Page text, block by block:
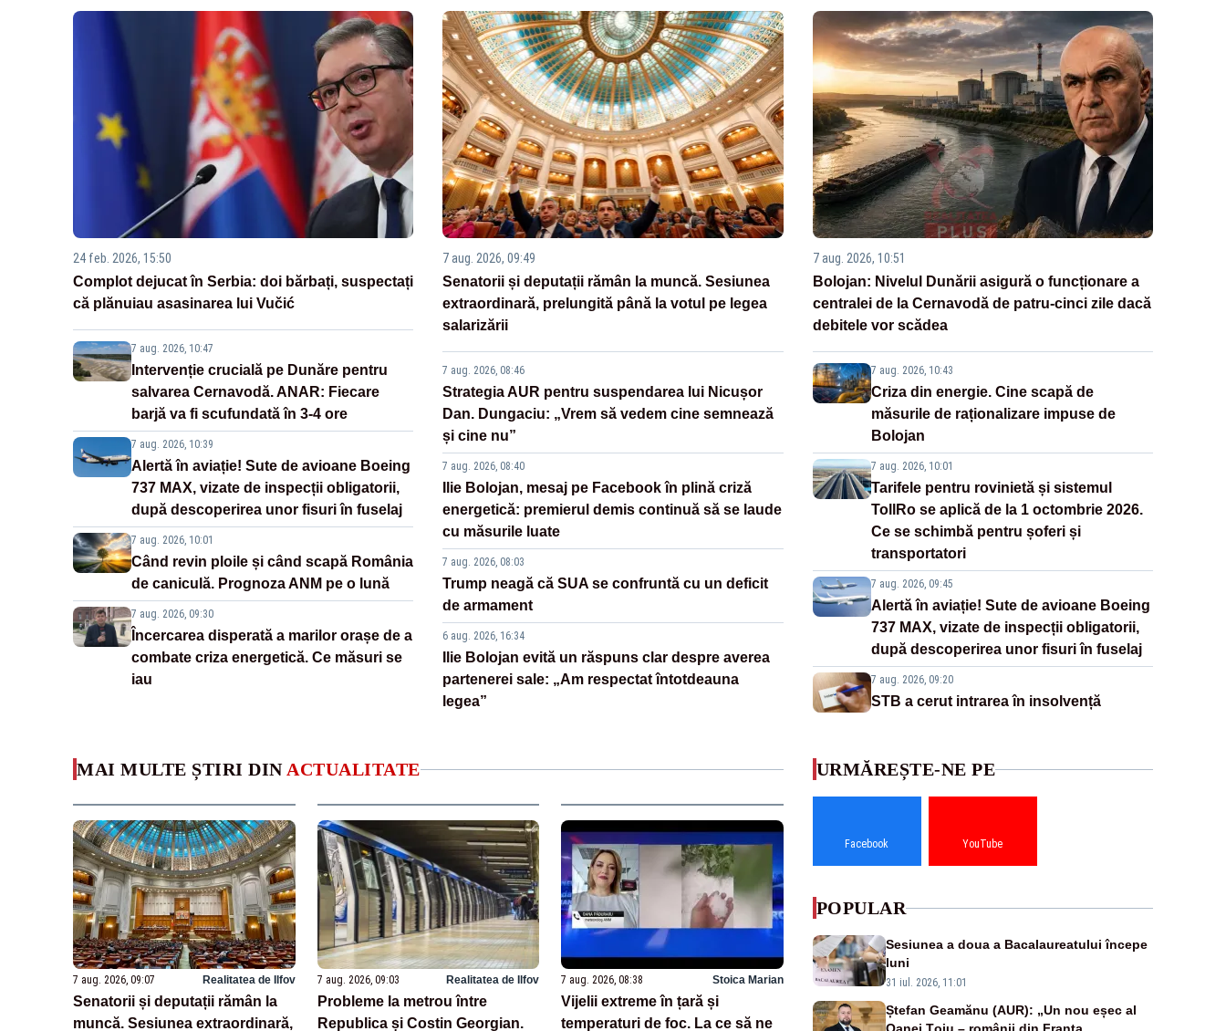
24 feb. 2026, 15:50
Complot dejucat în Serbia: doi bărbați, suspectați
că plănuiau asasinarea lui Vučić
7 aug. 2026, 10:47
Intervenție crucială pe Dunăre pentru
salvarea Cernavodă. ANAR: Fiecare
barjă va fi scufundată în 3-4 ore
7 aug. 2026, 10:39
Alertă în aviație! Sute de avioane Boeing
737 MAX, vizate de inspecții obligatorii,
după descoperirea unor fisuri în fuselaj
7 aug. 2026, 10:01
Când revin ploile și când scapă România
de caniculă. Prognoza ANM pe o lună
7 aug. 2026, 09:30
Încercarea disperată a marilor orașe de a
combate criza energetică. Ce măsuri se
iau
7 aug. 2026, 09:49
Senatorii și deputații rămân la muncă. Sesiunea
extraordinară, prelungită până la votul pe legea
salarizării
7 aug. 2026, 08:46
Strategia AUR pentru suspendarea lui Nicușor
Dan. Dungaciu: „Vrem să vedem cine semnează
și cine nu”
7 aug. 2026, 08:40
Ilie Bolojan, mesaj pe Facebook în plină criză
energetică: premierul demis continuă să se laude
cu măsurile luate
7 aug. 2026, 08:03
Trump neagă că SUA se confruntă cu un deficit
de armament
6 aug. 2026, 16:34
Ilie Bolojan evită un răspuns clar despre averea
partenerei sale: „Am respectat întotdeauna
legea”
7 aug. 2026, 10:51
Bolojan: Nivelul Dunării asigură o funcționare a
centralei de la Cernavodă de patru-cinci zile dacă
debitele vor scădea
7 aug. 2026, 10:43
Criza din energie. Cine scapă de
măsurile de raționalizare impuse de
Bolojan
7 aug. 2026, 10:01
Tarifele pentru rovinietă și sistemul
TollRo se aplică de la 1 octombrie 2026.
Ce se schimbă pentru șoferi și
transportatori
7 aug. 2026, 09:45
Alertă în aviație! Sute de avioane Boeing
737 MAX, vizate de inspecții obligatorii,
după descoperirea unor fisuri în fuselaj
7 aug. 2026, 09:20
STB a cerut intrarea în insolvență
MAI MULTE ȘTIRI DIN ACTUALITATE
7 aug. 2026, 09:07 Realitatea de Ilfov
Senatorii și deputații rămân la
muncă. Sesiunea extraordinară,
7 aug. 2026, 09:03 Realitatea de Ilfov
Probleme la metrou între
Republica și Costin Georgian.
7 aug. 2026, 08:38 Stoica Marian
Vijelii extreme în țară și
temperaturi de foc. La ce să ne
URMĂREȘTE-NE PE
Facebook YouTube
POPULAR
Sesiunea a doua a Bacalaureatului începe
luni
31 iul. 2026, 11:01
Ștefan Geamănu (AUR): „Un nou eșec al